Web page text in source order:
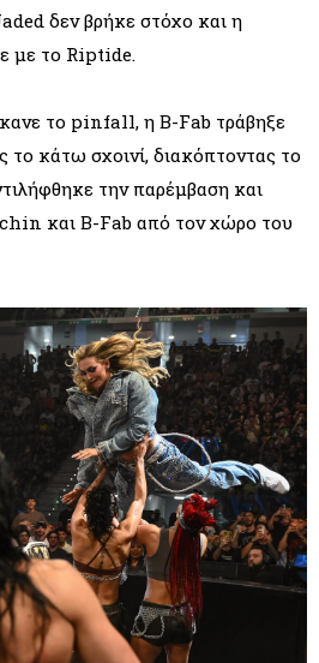
δεν βρήκε στόχο και η
με το Riptide.
το pinfall, η B-Fab τράβηξε
κάτω σχοινί, διακόπτοντας το
την παρέμβαση και
και B-Fab από τον χώρο του